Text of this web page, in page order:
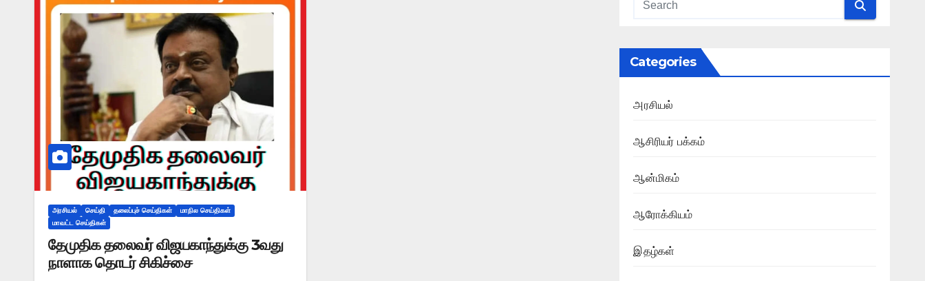
அரசியல் செய்தி தலைப்புச் செய்திகள்
மாநில செய்திகள்
மாவட்ட செய்திகள்
தேமுதிக தலைவர் விஜயகாந்துக்கு 3வது
நாளாக தொடர் சிகிச்சை
Categories
அரசியல்
ஆசிரியர் பக்கம்
ஆன்மிகம்
ஆரோக்கியம்
இதழ்கள்